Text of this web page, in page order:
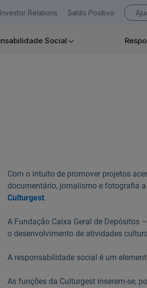
Investor Relations Saldo Positivo
Social
Com o intuito de promover projetos
documentário, jornalismo e fotografia
Culturgest.
A Fundação Caixa Geral de Depósitos
o desenvolvimento de atividades
A responsabilidade social é um
As funções da Culturgest inserem-se,